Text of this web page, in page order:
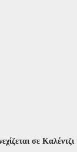
Καλέντζι και